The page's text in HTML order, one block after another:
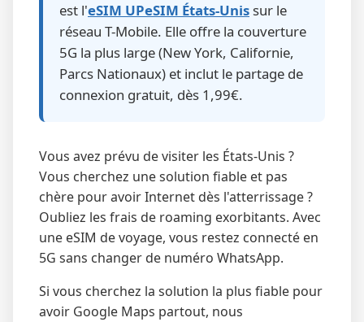
est l'eSIM UPeSIM États-Unis sur le
réseau T-Mobile. Elle offre la couverture
5G la plus large (New York, Californie,
Parcs Nationaux) et inclut le partage de
connexion gratuit, dès 1,99€.
Vous avez prévu de visiter les États-Unis ?
Vous cherchez une solution fiable et pas
chère pour avoir Internet dès l'atterrissage ?
Oubliez les frais de roaming exorbitants. Avec
une eSIM de voyage, vous restez connecté en
5G sans changer de numéro WhatsApp.
Si vous cherchez la solution la plus fiable pour
avoir Google Maps partout, nous